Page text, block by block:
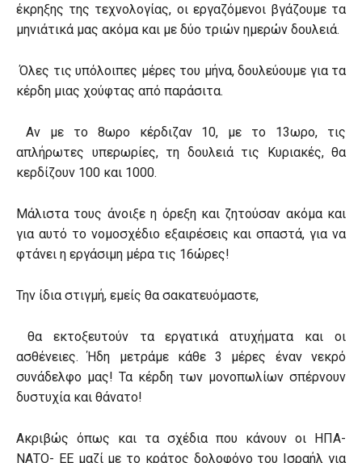
έκρηξης της τεχνολογίας, οι εργαζόμενοι βγάζουμε τα
μηνιάτικά μας ακόμα και με δύο τριών ημερών δουλειά.
Όλες τις υπόλοιπες μέρες του μήνα, δουλεύουμε για τα
κέρδη μιας χούφτας από παράσιτα.
Αν με το 8ωρο κέρδιζαν 10, με το 13ωρο, τις
απλήρωτες υπερωρίες, τη δουλειά τις Κυριακές, θα
κερδίζουν 100 και 1000.
Μάλιστα τους άνοιξε η όρεξη και ζητούσαν ακόμα και
για αυτό το νομοσχέδιο εξαιρέσεις και σπαστά, για να
φτάνει η εργάσιμη μέρα τις 16ώρες!
Την ίδια στιγμή, εμείς θα σακατευόμαστε,
θα εκτοξευτούν τα εργατικά ατυχήματα και οι
ασθένειες. Ήδη μετράμε κάθε 3 μέρες έναν νεκρό
συνάδελφο μας! Τα κέρδη των μονοπωλίων σπέρνουν
δυστυχία και θάνατο!
Ακριβώς όπως και τα σχέδια που κάνουν οι ΗΠΑ-
ΝΑΤΟ- ΕΕ μαζί με το κράτος δολοφόνο του Ισραήλ για